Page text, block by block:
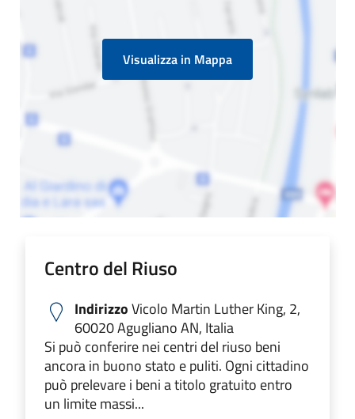
Visualizza in Mappa
Centro del Riuso
IndirizzoVicolo Martin Luther King, 2,
60020 Agugliano AN, Italia
Si può conferire nei centri del riuso beni
ancora in buono stato e puliti. Ogni cittadino
può prelevare i beni a titolo gratuito entro
un limite massi...